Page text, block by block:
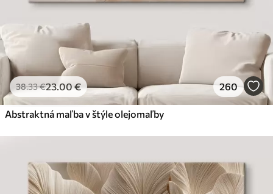
38.33€23.00€ 260
Abstraktná maľba v štýle olejomaľby